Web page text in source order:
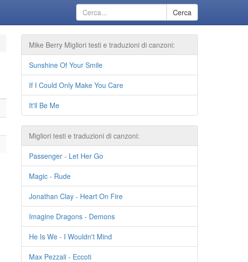
Cerca
Mike Berry Migliori testi e traduzioni di canzoni:
Sunshine Of Your Smile
If I Could Only Make You Care
It'll Be Me
Migliori testi e traduzioni di canzoni:
Passenger - Let Her Go
Magic - Rude
Jonathan Clay - Heart On Fire
Imagine Dragons - Demons
He Is We - I Wouldn't Mind
Max Pezzali - Eccoti